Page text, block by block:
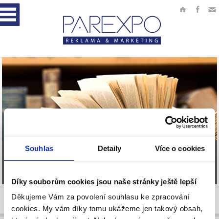
Souhlas Detaily Více o cookies
Díky souborům cookies jsou naše stránky ještě lepší
Děkujeme Vám za povolení souhlasu ke zpracování
cookies. My vám díky tomu ukážeme jen takový obsah,
SLOVNÍK
CSR